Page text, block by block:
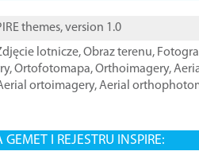
themes, version 1.0
lotnicze,Obraz terenu,
,Ortofotomapa,Orthoimagery,
ortoimagery,Aerial
I REJESTRU INSPIRE: